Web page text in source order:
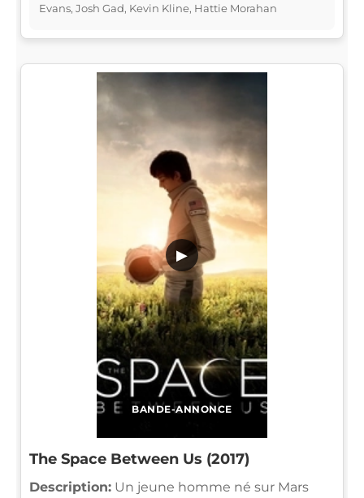
Evans, Josh Gad, Kevin Kline, Hattie Morahan
BANDE-ANNONCE
▶
The Space Between Us (2017)
Description: Un jeune homme né sur Mars